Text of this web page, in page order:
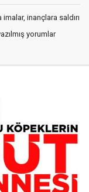
inançlara saldırı
yorumlar